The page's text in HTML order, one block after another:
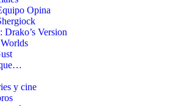
Opina
Drako’s Version
y cine